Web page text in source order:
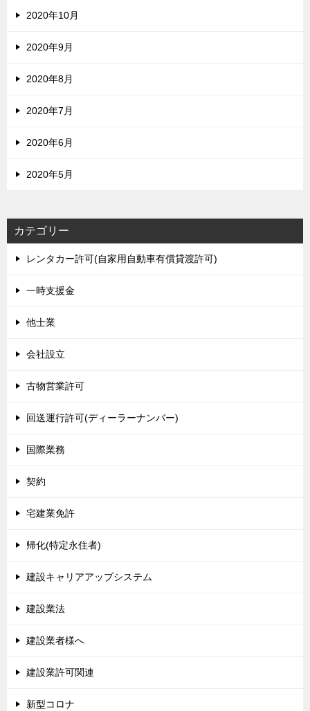
2020年10月
2020年9月
2020年8月
2020年7月
2020年6月
2020年5月
カテゴリー
レンタカー許可(自家用自動車有償貸渡許可)
一時支援金
他士業
会社設立
古物営業許可
回送運行許可(ディーラーナンバー)
国際業務
契約
宅建業免許
帰化(特定永住者)
建設キャリアアップシステム
建設業法
建設業者様へ
建設業許可関連
新型コロナ